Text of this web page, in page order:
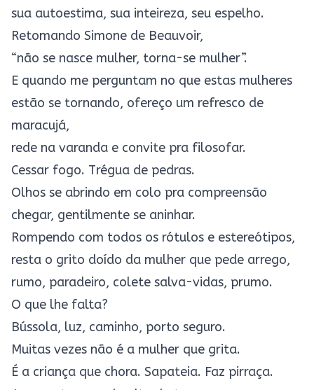
sua autoestima, sua inteireza, seu espelho.
Retomando Simone de Beauvoir,
“não se nasce mulher, torna-se mulher”.
E quando me perguntam no que estas mulheres
estão se tornando, ofereço um refresco de
maracujá,
rede na varanda e convite pra filosofar.
Cessar fogo. Trégua de pedras.
Olhos se abrindo em colo pra compreensão
chegar, gentilmente se aninhar.
Rompendo com todos os rótulos e estereótipos,
resta o grito doído da mulher que pede arrego,
rumo, paradeiro, colete salva-vidas, prumo.
O que lhe falta?
Bússola, luz, caminho, porto seguro.
Muitas vezes não é a mulher que grita.
É a criança que chora. Sapateia. Faz pirraça.